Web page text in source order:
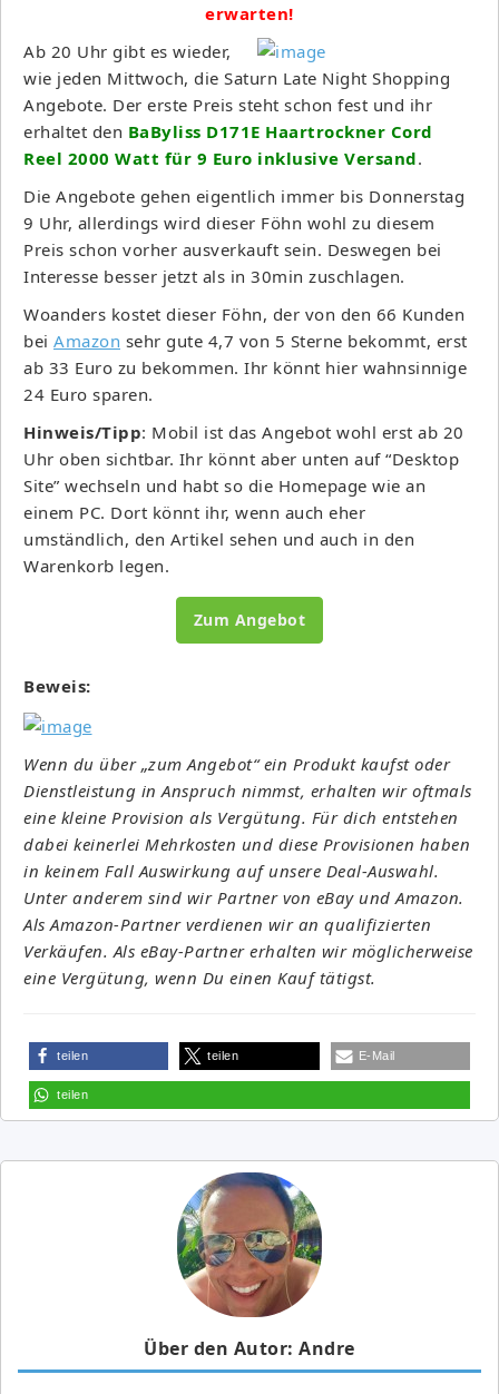
erwarten!
Ab 20 Uhr gibt es wieder,
wie jeden Mittwoch, die Saturn Late Night Shopping
Angebote. Der erste Preis steht schon fest und ihr
erhaltet den BaByliss D171E Haartrockner Cord
Reel 2000 Watt für 9 Euro inklusive Versand.
Die Angebote gehen eigentlich immer bis Donnerstag
9 Uhr, allerdings wird dieser Föhn wohl zu diesem
Preis schon vorher ausverkauft sein. Deswegen bei
Interesse besser jetzt als in 30min zuschlagen.
Woanders kostet dieser Föhn, der von den 66 Kunden
bei Amazon sehr gute 4,7 von 5 Sterne bekommt, erst
ab 33 Euro zu bekommen. Ihr könnt hier wahnsinnige
24 Euro sparen.
Hinweis/Tipp: Mobil ist das Angebot wohl erst ab 20
Uhr oben sichtbar. Ihr könnt aber unten auf “Desktop
Site” wechseln und habt so die Homepage wie an
einem PC. Dort könnt ihr, wenn auch eher
umständlich, den Artikel sehen und auch in den
Warenkorb legen.
Zum Angebot
Beweis:
Wenn du über „zum Angebot“ ein Produkt kaufst oder
Dienstleistung in Anspruch nimmst, erhalten wir oftmals
eine kleine Provision als Vergütung. Für dich entstehen
dabei keinerlei Mehrkosten und diese Provisionen haben
in keinem Fall Auswirkung auf unsere Deal-Auswahl.
Unter anderem sind wir Partner von eBay und Amazon.
Als Amazon-Partner verdienen wir an qualifizierten
Verkäufen. Als eBay-Partner erhalten wir möglicherweise
eine Vergütung, wenn Du einen Kauf tätigst.
teilen teilen E-Mail
teilen
Über den Autor: Andre